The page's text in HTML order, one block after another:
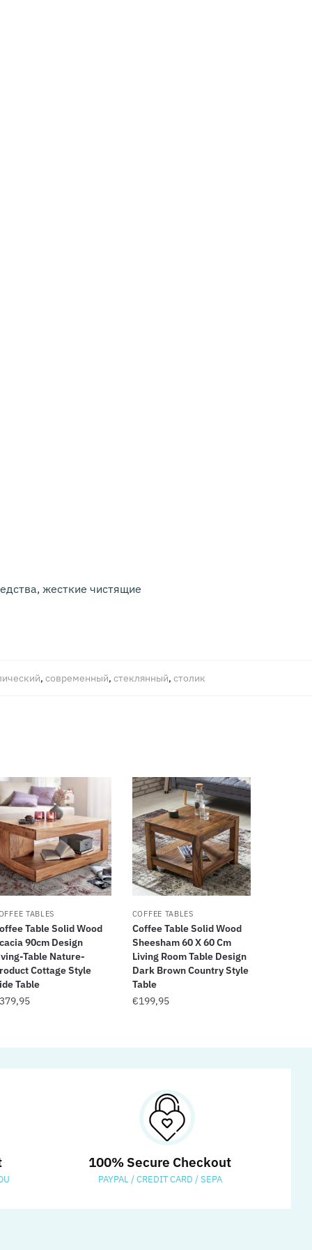
жесткие чистящие
, современный, стеклянный, столик
TABLES
Table Solid Wood
90cm Design
Table Nature-
Cottage Style
Table
379,95
COFFEE TABLES
Coffee Table Solid Wood
Sheesham 60 X 60 Cm
Living Room Table Design
Dark Brown Country Style
Table
€199,95
100% Secure Checkout
PAYPAL / CREDIT CARD / SEPA